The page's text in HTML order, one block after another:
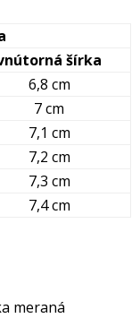
šírka
6,8 cm
7 cm
7,1 cm
7,2 cm
7,3 cm
7,4 cm
meraná